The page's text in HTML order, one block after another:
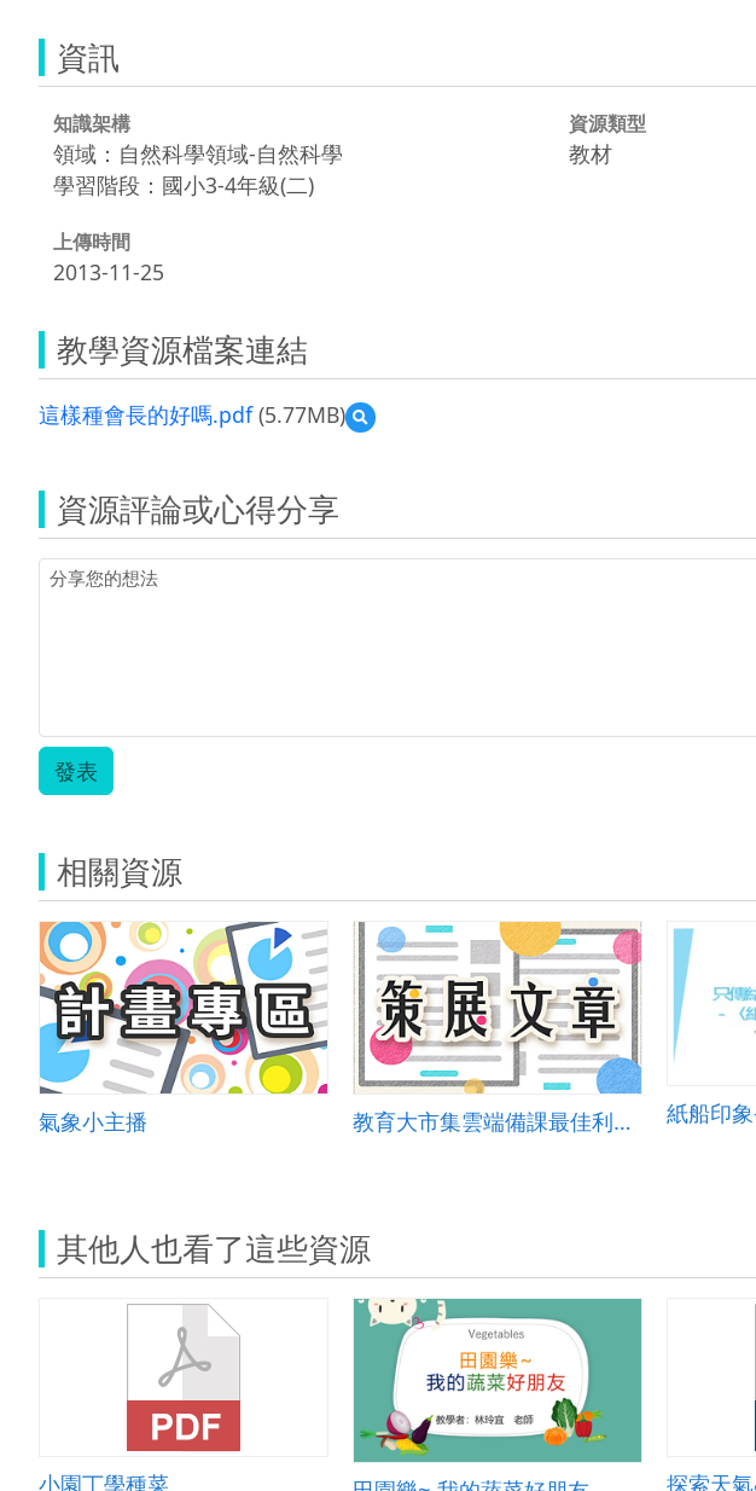
資訊
知識架構
領域：自然科學領域-自然科學
學習階段：國小3-4年級(二)
資源類型
教材
上傳時間
2013-11-25
教學資源檔案連結
這樣種會長的好嗎.pdf(5.77MB)
預
覽
長
資源評論或心得分享
發表
相關資源
氣象小主播 教育大市集雲端備課最佳利器~奇妙種子為例
其他人也看了這些資源
小園丁學種菜 探索天